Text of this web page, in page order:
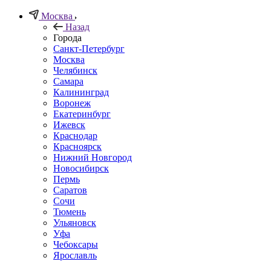
Москва
Назад
Города
Санкт-Петербург
Москва
Челябинск
Самара
Калининград
Воронеж
Екатеринбург
Ижевск
Краснодар
Красноярск
Нижний Новгород
Новосибирск
Пермь
Саратов
Сочи
Тюмень
Ульяновск
Уфа
Чебоксары
Ярославль